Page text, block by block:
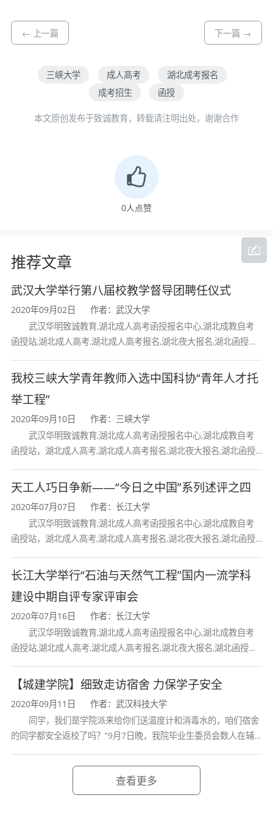
← 上一篇 下一篇 →
三峡大学 成人高考
湖北成考报名
成考招生
函授
本文原创发布于致诚教育，转载请注明出处，谢谢合作
0人点赞
推荐文章
武汉大学举行第八届校教学督导团聘任仪式
2020年09月02日
作者：武汉大学
武汉华明致诚教育,湖北成人高考函授报名中心,湖北成教自考
函授站,湖北成人高考,湖北成人高考报名,湖北夜大报名,湖北函授报
我校三峡大学青年教师入选中国科协“青年人才托
举工程”
2020年09月10日
作者：三峡大学
武汉华明致诚教育,湖北成人高考函授报名中心,湖北成教自考
函授站，湖北成人高考,湖北成人高考报名,湖北夜大报名,湖北函授
天工人巧日争新——“今日之中国”系列述评之四
2020年07月07日
作者：长江大学
武汉华明致诚教育,湖北成人高考函授报名中心,湖北成教自考
函授站，湖北成人高考,湖北成人高考报名,湖北夜大报名,湖北函授
长江大学举行“石油与天然气工程”国内一流学科
建设中期自评专家评审会
2020年07月16日
作者：长江大学
武汉华明致诚教育,湖北成人高考函授报名中心,湖北成教自考
函授站,湖北成人高考,湖北成人高考报名,湖北夜大报名,湖北函授报
【城建学院】细致走访宿舍 力保学子安全
2020年09月11日
作者：武汉科技大学
同学，我们是学院派来给你们送温度计和消毒水的，咱们宿舍
的同学都安全返校了吗？”9月7日晚，我院毕业生委员会数人在辅
查看更多